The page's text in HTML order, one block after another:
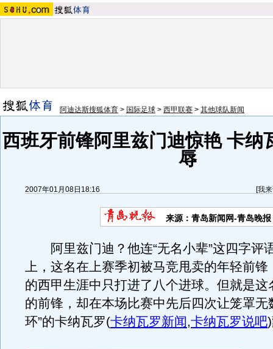
阿迪达斯搜狐体育 > 国际足球 > 西甲联赛 > 其他球队新闻
西班牙前锋阿里兹门迪惊艳 卡纳
辱
2007年01月08日18:16 [我
来源：青岛新闻网-青岛晚报
阿里兹门迪？他连“无名小辈”这四字评
上，这名在上赛季初被马竞甩卖的年轻前锋
的西甲生涯中只打进了八个进球。但就是这
的前锋，却在本场比赛中先后四次让笼罩无
环”的卡纳瓦罗(卡纳瓦罗新闻,卡纳瓦罗说吧)